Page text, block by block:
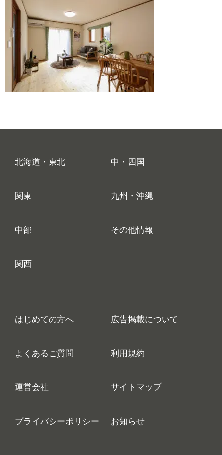
北海道・東北 中・四国
関東 九州・沖縄
中部 その他情報
関西
はじめての方へ 広告掲載について
よくあるご質問 利用規約
運営会社 サイトマップ
プライバシーポリシー お知らせ